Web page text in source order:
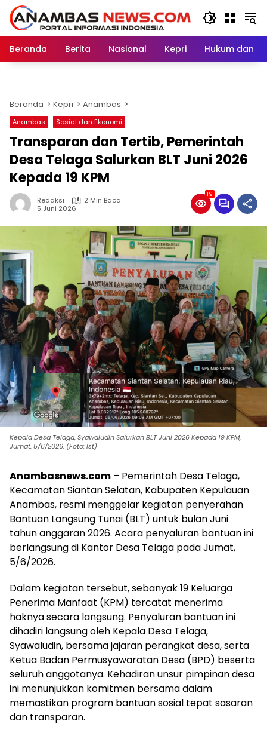
Langsung
konten
Beranda
Berita Nasional Kepri Hukum dan
Beranda Kepri Anambas
Anambas Sosial dan Ekonomi
Transparan dan Tertib, Pemerintah
Desa Telaga Salurkan BLT Juni 2026
Kepada 19 KPM
Redaksi
2 Min Baca
5 Juni 2026
19
Kepala Desa Telaga, Syawaludin Salurkan BLT Juni 2026 Kepada 19 KPM,
Jumat, 5/6/2026. (Foto: Ist)
Anambasnews.com – Pemerintah Desa Telaga,
Kecamatan Siantan Selatan, Kabupaten Kepulauan
Anambas, resmi menggelar kegiatan penyerahan
Bantuan Langsung Tunai (BLT) untuk bulan Juni
tahun anggaran 2026. Acara penyaluran bantuan ini
berlangsung di Kantor Desa Telaga pada Jumat,
5/6/2026.
Dalam kegiatan tersebut, sebanyak 19 Keluarga
Penerima Manfaat (KPM) tercatat menerima
haknya secara langsung. Penyaluran bantuan ini
dihadiri langsung oleh Kepala Desa Telaga,
Syawaludin, bersama jajaran perangkat desa, serta
Ketua Badan Permusyawaratan Desa (BPD) beserta
seluruh anggotanya. Kehadiran unsur pimpinan desa
ini menunjukkan komitmen bersama dalam
memastikan program bantuan sosial tepat sasaran
dan transparan.